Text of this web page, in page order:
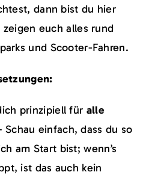
dann bist du hier
euch alles rund
und Scooter-Fahren.
prinzipiell für alle
Schau einfach, dass du so
am Start bist; wenn’s
ist das auch kein